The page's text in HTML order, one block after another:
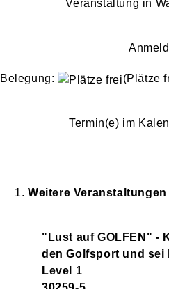
Veranstaltung in
Belegung: (Plätze
Termin(e) im
Weitere Veranstaltungen
"Lust auf GOLFEN" -
den Golfsport und sei
Level 1